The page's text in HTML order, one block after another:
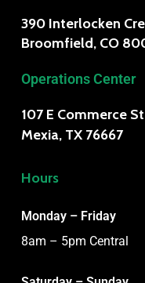
390 Interlocken
Broomfield, CO
Operations Center
107 E Commerce
Mexia, TX 76667
Hours
Monday – Friday
8am – 5pm Central